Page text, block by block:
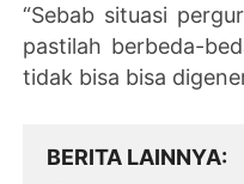
“Sebab situasi
pastilah berbeda-
tidak bisa bisa
BERITA LAINNYA